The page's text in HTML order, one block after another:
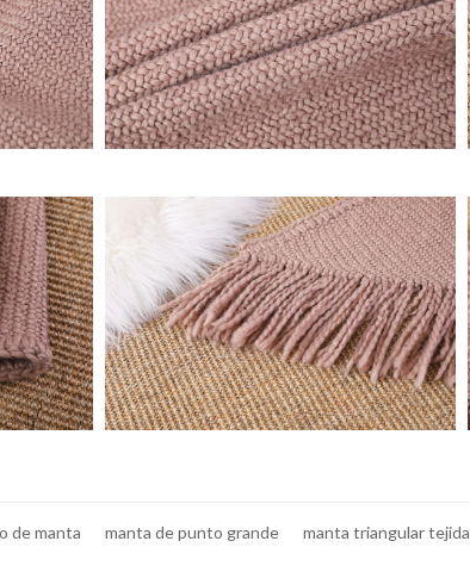
de manta manta de punto grande manta triangular tejida